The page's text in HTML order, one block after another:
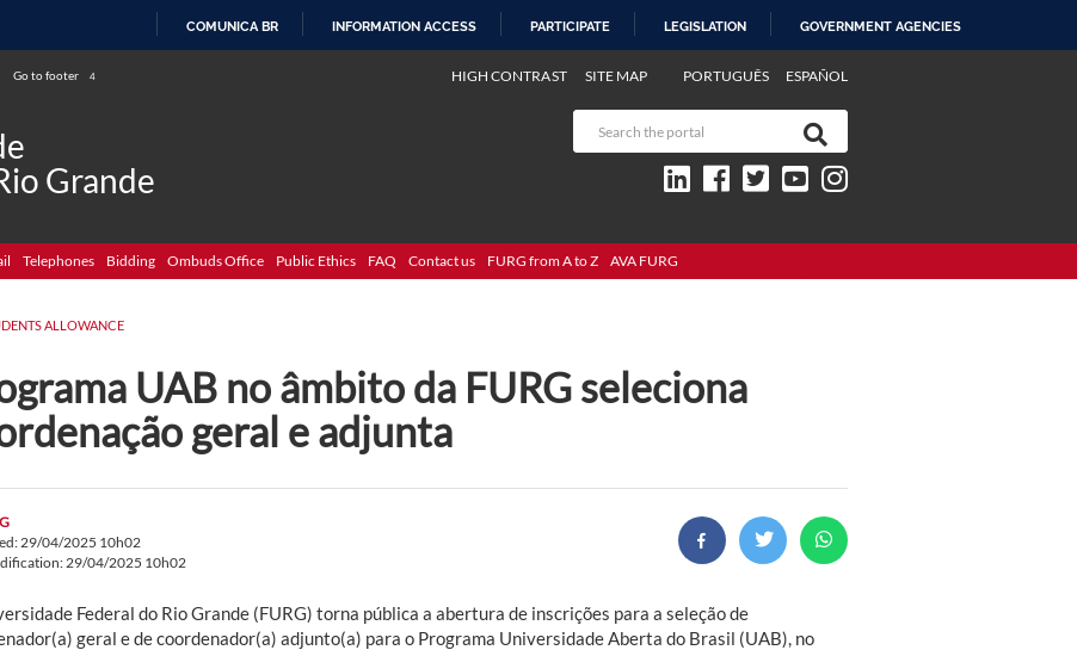
COMUNICA BR INFORMATION ACCESS PARTICIPATE LEGISLATION GOVERNMENT AGENCIES
Go to footer 4 PORTUGUÊS ESPAÑOL
HIGH CONTRAST SITE MAP
Grande
Telephones Bidding Ombuds Office Public Ethics FAQ Contact us FURG from A to Z AVA FURG
ALLOWANCE
UAB no âmbito da FURG seleciona
geral e adjunta
29/04/2025 10h02
29/04/2025 10h02
Federal do Rio Grande (FURG) torna pública a abertura de inscrições para a seleção de
geral e de coordenador(a) adjunto(a) para o Programa Universidade Aberta do Brasil (UAB), no